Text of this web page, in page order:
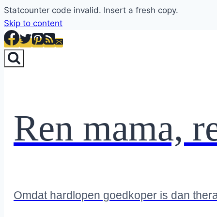
Statcounter code invalid. Insert a fresh copy.
Skip to content
Ren mama,
Omdat hardlopen goedkoper is dan